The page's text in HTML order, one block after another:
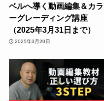
ベルへ導く動画編集＆カラ
ーグレーディング講座
（2025年3月31日まで）
2025年3月20日